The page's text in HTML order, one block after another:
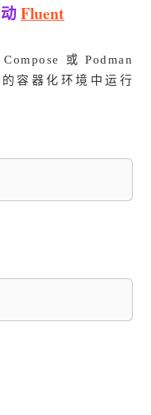
Fluent
或Podman
容器化环境中运行